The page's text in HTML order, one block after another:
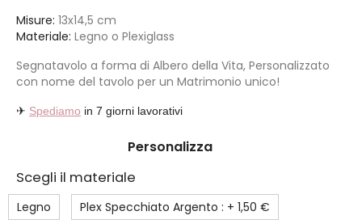
Misure: 13x14,5 cm
Materiale: Legno o Plexiglass
Segnatavolo a forma di Albero della Vita, Personalizzato
con nome del tavolo per un Matrimonio unico!
✈ Spediamo in 7 giorni lavorativi
Personalizza
Scegli il materiale
Legno Plex Specchiato Argento : + 1,50 €